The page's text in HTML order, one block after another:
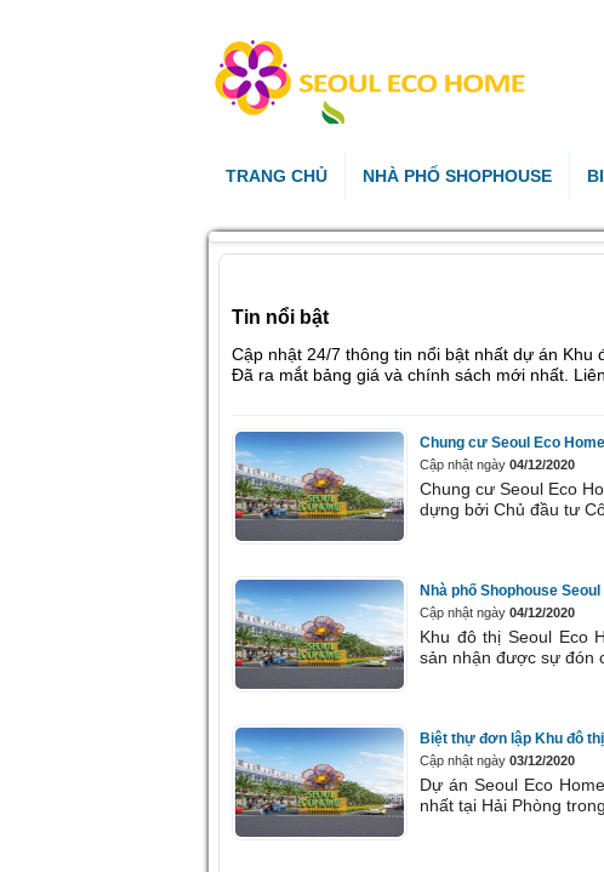
TRANG CHỦ NHÀ PHỐ SHOPHOUSE
Tin nổi bật
Cập nhật 24/7 thông tin nổi bật nhất dự án Khu
Đã ra mắt bảng giá và chính sách mới nhất.
Chung cư Seoul Eco
Cập nhật ngày 04/12/2020
Chung cư Seoul Eco
dựng bởi Chủ đầu tư
Nhà phố Shophouse
Cập nhật ngày 04/12/2020
Khu đô thị Seoul Eco
sản nhận được sự đón
Biệt thự đơn lập Khu đô
Cập nhật ngày 03/12/2020
Dự án Seoul Eco
nhất tại Hải Phòng